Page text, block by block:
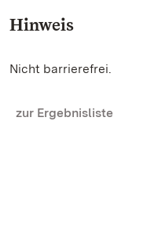
Hinweis
Nicht barrierefrei.
zur Ergebnisliste